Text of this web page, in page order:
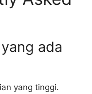
ada
yang tinggi.